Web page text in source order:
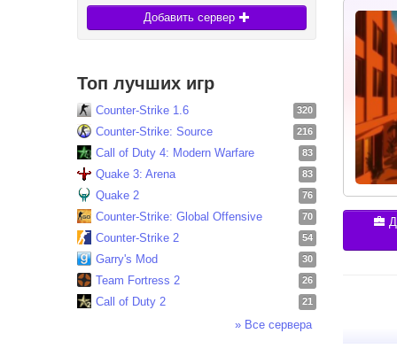
Добавить сервер
Топ лучших игр
Counter-Strike 1.6 320
Counter-Strike: Source 216
Call of Duty 4: Modern Warfare 83
Quake 3: Arena 83
Quake 2 76
Counter-Strike: Global Offensive 70
Counter-Strike 2 54
Garry's Mod 30
Team Fortress 2 26
Call of Duty 2 21
» Все сервера